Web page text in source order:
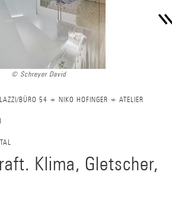
BÜRO 54 + NIKO HOFINGER + ATELIER
Klima, Gletscher,
© Schreyer David